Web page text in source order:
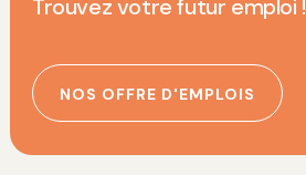
Trouvez votre futur emploi !
NOS OFFRE D'EMPLOIS